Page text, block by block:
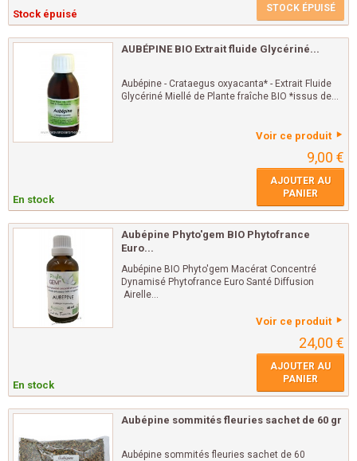
Stock épuisé STOCK ÉPUISÉ
AUBÉPINE BIO Extrait fluide Glycériné...
Aubépine - Crataegus oxyacanta* - Extrait Fluide
Glycériné Miellé de Plante fraîche BIO *issus de...
Voir ce produit
9,00 €
En stock
AJOUTER AU
PANIER
Aubépine Phyto'gem BIO Phytofrance
Euro...
Aubépine BIO Phyto'gem Macérat Concentré
Dynamisé Phytofrance Euro Santé Diffusion
Airelle...
Voir ce produit
24,00 €
En stock
AJOUTER AU
PANIER
Aubépine sommités fleuries sachet de 60 gr
Aubépine sommités fleuries sachet de 60